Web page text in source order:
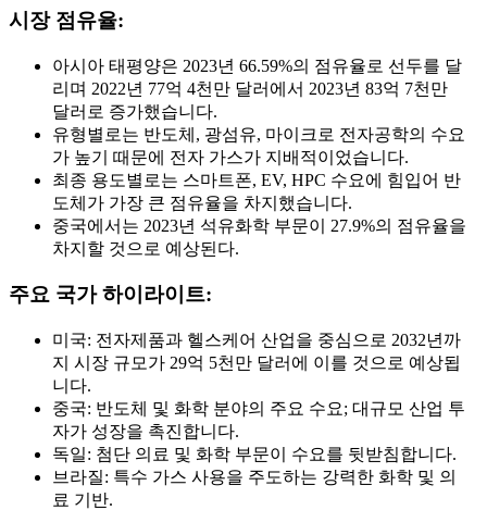
시장 점유율:
아시아 태평양은 2023년 66.59%의 점유율로 선두를 달
리며 2022년 77억 4천만 달러에서 2023년 83억 7천만
달러로 증가했습니다.
유형별로는 반도체, 광섬유, 마이크로 전자공학의 수요
가 높기 때문에 전자 가스가 지배적이었습니다.
최종 용도별로는 스마트폰, EV, HPC 수요에 힘입어 반
도체가 가장 큰 점유율을 차지했습니다.
중국에서는 2023년 석유화학 부문이 27.9%의 점유율을
차지할 것으로 예상된다.
주요 국가 하이라이트:
미국: 전자제품과 헬스케어 산업을 중심으로 2032년까
지 시장 규모가 29억 5천만 달러에 이를 것으로 예상됩
니다.
중국: 반도체 및 화학 분야의 주요 수요; 대규모 산업 투
자가 성장을 촉진합니다.
독일: 첨단 의료 및 화학 부문이 수요를 뒷받침합니다.
브라질: 특수 가스 사용을 주도하는 강력한 화학 및 의
료 기반.